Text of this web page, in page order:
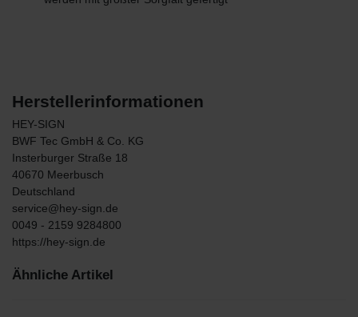
Herstellerinformationen
HEY-SIGN
BWF Tec GmbH & Co. KG
Insterburger Straße 18
40670 Meerbusch
Deutschland
service@hey-sign.de
0049 - 2159 9284800
https://hey-sign.de
Ähnliche Artikel